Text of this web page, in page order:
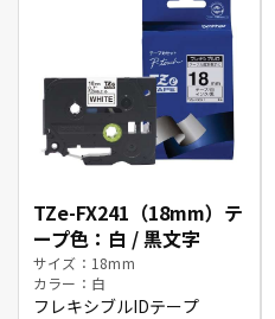
TZe-FX241（18mm）テ
ープ色：白 / 黒文字
サイズ：18mm
カラー：白
フレキシブルIDテープ